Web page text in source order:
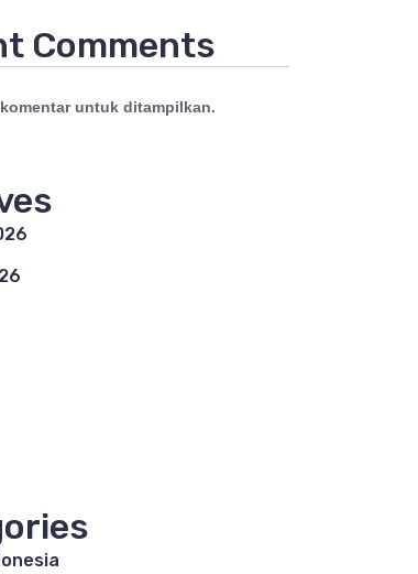
Comments
untuk ditampilkan.